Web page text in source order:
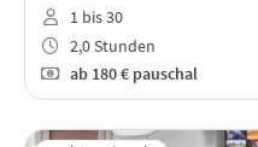
1 bis 30
2,0 Stunden
ab180 € pauschal